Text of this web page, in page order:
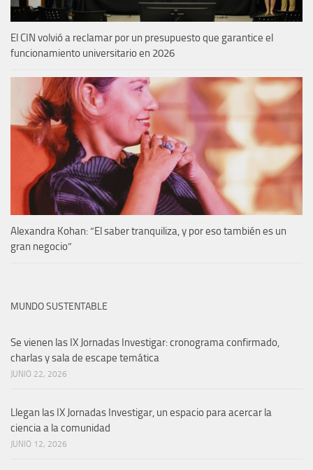
El CIN volvió a reclamar por un presupuesto que garantice el
funcionamiento universitario en 2026
Alexandra Kohan: “El saber tranquiliza, y por eso también es un
gran negocio”
MUNDO SUSTENTABLE
Se vienen las IX Jornadas Investigar: cronograma confirmado,
charlas y sala de escape temática
JUNIO 22, 2026
Llegan las IX Jornadas Investigar, un espacio para acercar la
ciencia a la comunidad
JUNIO 12, 2026